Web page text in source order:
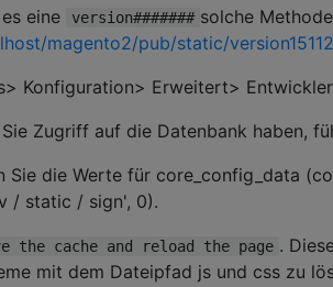
eine
version####### solche
magento2/pub/static/
Konfiguration> Erweitert>
Sie Zugriff auf die Datenbank haben,
Sie die Werte für core_config_data
/ static / sign', 0).
the cache and reload the page .
mit dem Dateipfad js und css zu